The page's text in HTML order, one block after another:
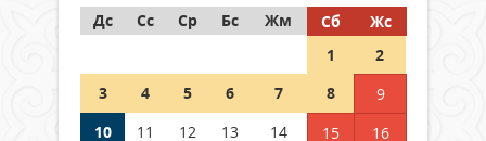
05 тамыз 2026 ж. 168
Шетелде жүрген Қазақстан
азаматтары қалай дауыс бере
Дс
Сс Ср Бс Жм Сб
Жс
1
2
3
4 5 6 7 8
9
10
11 12 13 14 15
16